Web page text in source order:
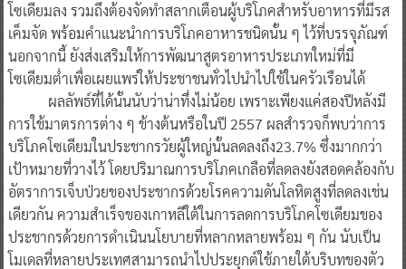
โซเดียมลง รวมถึงต้องจัดทำสลากเตือนผู้บริโภคสำหรับอาหารที่มีรส
เค็มจัด พร้อมคำแนะนำการบริโภคอาหารชนิดนั้น ๆ ไว้ที่บรรจุภัณฑ์
นอกจากนี้ ยังส่งเสริมให้การพัฒนาสูตรอาหารประเภทใหม่ที่มี
โซเดียมต่ำเพื่อเผยแพร่ให้ประชาชนทั่วไปนำไปใช้ในครัวเรือนได้
ผลลัพธ์ที่ได้นั้นนับว่าน่าทึ่งไม่น้อย เพราะเพียงแค่สองปีหลังมี
การใช้มาตรการต่าง ๆ ข้างต้นหรือในปี 2557 ผลสำรวจก็พบว่าการ
บริโภคโซเดียมในประชากรวัยผู้ใหญ่นั้นลดลงถึง23.7% ซึ่งมากกว่า
เป้าหมายที่วางไว้ โดยปริมาณการบริโภคเกลือที่ลดลงยังสอดคล้องกับ
อัตราการเจ็บป่วยของประชากรด้วยโรคความดันโลหิตสูงที่ลดลงเช่น
เดียวกัน ความสำเร็จของเกาหลีใต้ในการลดการบริโภคโซเดียมของ
ประชากรด้วยการดำเนินนโยบายที่หลากหลายพร้อม ๆ กัน นับเป็น
โมเดลที่หลายประเทศสามารถนำไปประยุกต์ใช้ภายใต้บริบทของตัว